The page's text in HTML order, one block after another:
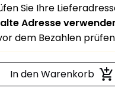
Sie Ihre
Adresse
dem Bezahlen
In den Warenkorb